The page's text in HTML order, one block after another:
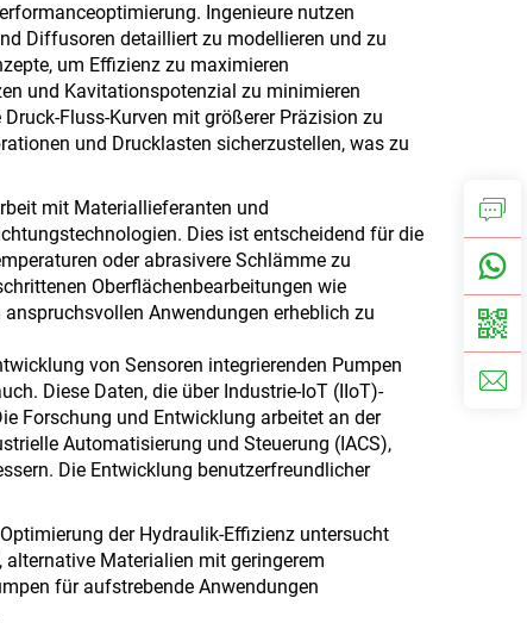
Ingenieure nutzen
Diffusoren detailliert zu modellieren und zu
um Effizienz zu maximieren
und Kavitationspotenzial zu minimieren
Fluss-Kurven mit größerer Präzision zu
und Drucklasten sicherzustellen, was zu
mit Materiallieferanten und
Dies ist entscheidend für die
oder abrasivere Schlämme zu
Oberflächenbearbeitungen wie
Anwendungen erheblich zu
von Sensoren integrierenden Pumpen
Diese Daten, die über Industrie-IoT (IIoT)-
Forschung und Entwicklung arbeitet an der
Automatisierung und Steuerung (IACS),
Die Entwicklung benutzerfreundlicher
der Hydraulik-Effizienz untersucht
Materialien mit geringerem
für aufstrebende Anwendungen